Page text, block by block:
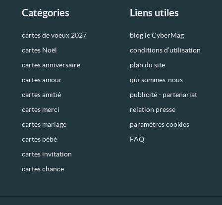
Catégories
cartes de voeux 2027
cartes Noël
cartes anniversaire
cartes amour
cartes amitié
cartes merci
cartes mariage
cartes bébé
cartes invitation
cartes chance
Liens utiles
blog le CyberMag
conditions d’utilisation
plan du site
qui sommes-nous
publicité - partenariat
relation presse
paramètres cookies
FAQ